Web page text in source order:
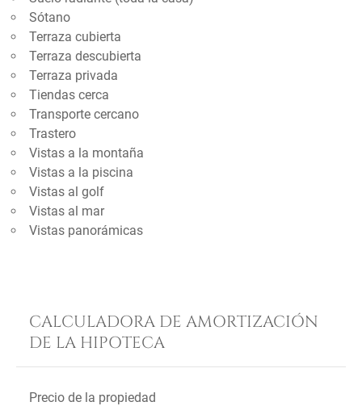
Sótano
Terraza cubierta
Terraza descubierta
Terraza privada
Tiendas cerca
Transporte cercano
Trastero
Vistas a la montaña
Vistas a la piscina
Vistas al golf
Vistas al mar
Vistas panorámicas
CALCULADORA DE AMORTIZACIÓN
DE LA HIPOTECA
Precio de la propiedad